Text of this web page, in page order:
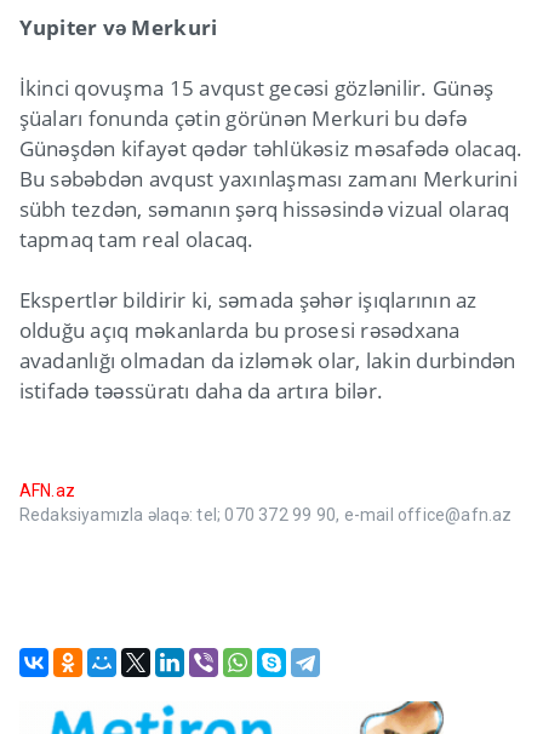
Yupiter və Merkuri
İkinci qovuşma 15 avqust gecəsi gözlənilir. Günəş
şüaları fonunda çətin görünən Merkuri bu dəfə
Günəşdən kifayət qədər təhlükəsiz məsafədə olacaq.
Bu səbəbdən avqust yaxınlaşması zamanı Merkurini
sübh tezdən, səmanın şərq hissəsində vizual olaraq
tapmaq tam real olacaq.
Ekspertlər bildirir ki, səmada şəhər işıqlarının az
olduğu açıq məkanlarda bu prosesi rəsədxana
avadanlığı olmadan da izləmək olar, lakin durbindən
istifadə təəssüratı daha da artıra bilər.
AFN.az
Redaksiyamızla əlaqə: tel; 070 372 99 90, e-mail office@afn.az